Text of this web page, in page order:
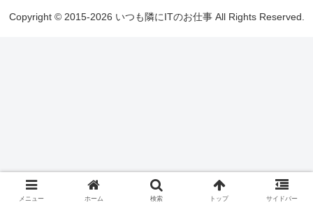
Copyright © 2015-2026 いつも隣にITのお仕事 All Rights Reserved.
メニュー ホーム 検索 トップ サイドバー